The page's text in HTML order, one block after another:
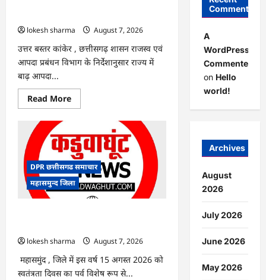
lokesh sharma
August 7, 2026
उत्तर बस्तर कांकेर , छत्तीसगढ़ शासन राजस्व एवं
आपदा प्रबंधन विभाग के निर्देशानुसार राज्य में
बाढ़ आपदा...
Read MoreRead
more
:
आपदा
प्रबंधन
संबंधी
राज्य
स्तरीय
मॉक
एक्सरसाइज
कार्यशाला
आयोजित
DPR छत्तीसगढ समाचार
महासमुन्द जिला
lokesh sharma
August 7, 2026
महासमुंद , जिले में इस वर्ष 15 अगस्त 2026 को
स्वतंत्रता दिवस का पर्व विशेष रूप से...
Comments
A
WordPress
Commenter
on Hello
world!
Archives
August
2026
July 2026
June 2026
May 2026